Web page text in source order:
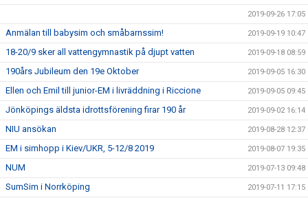
2019-09-26 17:05
Anmälan till babysim och småbarnssim! 2019-09-19 10:47
18-20/9 sker all vattengymnastik på djupt vatten 2019-09-18 08:59
190års Jubileum den 19e Oktober 2019-09-05 16:30
Ellen och Emil till junior-EM i livräddning i Riccione 2019-09-05 09:45
Jönköpings äldsta idrottsförening firar 190 år 2019-09-02 16:14
NIU ansökan 2019-08-28 12:37
EM i simhopp i Kiev/UKR, 5-12/8 2019 2019-08-07 19:35
NUM 2019-07-13 09:48
SumSim i Norrköping 2019-07-11 17:15